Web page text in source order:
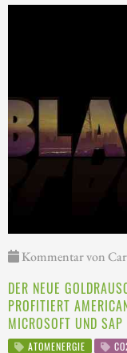
Kommentar von
DER NEUE
ROFITIERT
ICROSOFT UND SAP
ATOMENERGIE